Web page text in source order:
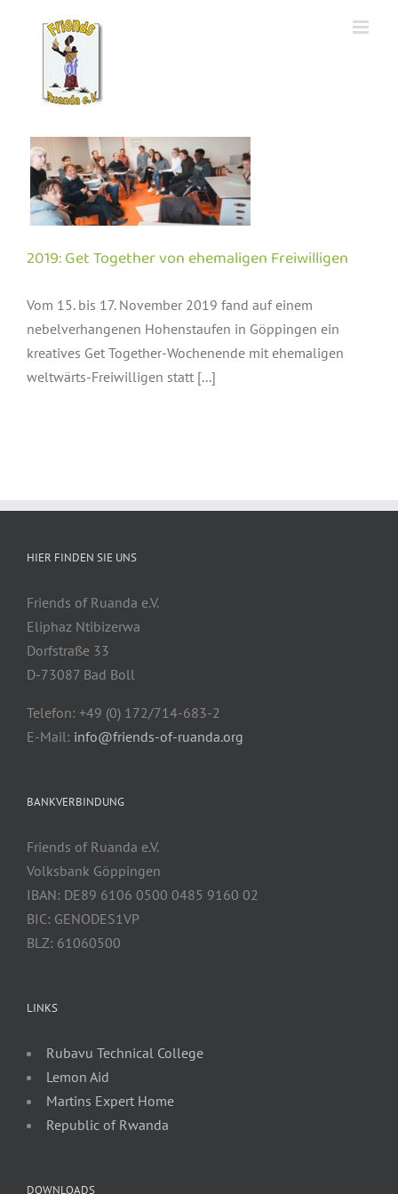
2019: Get Together von ehemaligen Freiwilligen
Vom 15. bis 17. November 2019 fand auf einem
nebelverhangenen Hohenstaufen in Göppingen ein
kreatives Get Together-Wochenende mit ehemaligen
weltwärts-Freiwilligen statt [...]
HIER FINDEN SIE UNS
Friends of Ruanda e.V.
Eliphaz Ntibizerwa
Dorfstraße 33
D-73087 Bad Boll
Telefon: +49 (0) 172/714-683-2
E-Mail: info@friends-of-ruanda.org
BANKVERBINDUNG
Friends of Ruanda e.V.
Volksbank Göppingen
IBAN: DE89 6106 0500 0485 9160 02
BIC: GENODES1VP
BLZ: 61060500
LINKS
Rubavu Technical College
Lemon Aid
Martins Expert Home
Republic of Rwanda
DOWNLOADS